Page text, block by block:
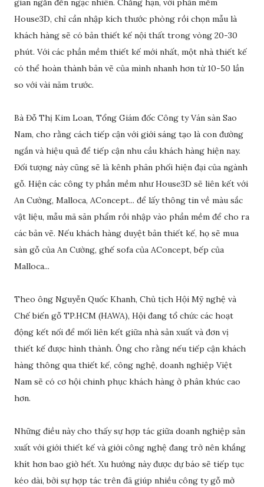
gian ngắn đến ngạc nhiên. Chẳng hạn, với phần mềm
House3D, chỉ cần nhập kích thước phòng rồi chọn mẫu là
khách hàng sẽ có bản thiết kế nội thất trong vòng 20-30
phút. Với các phần mềm thiết kế mới nhất, một nhà thiết kế
có thể hoàn thành bản vẽ của mình nhanh hơn từ 10-50 lần
so với vài năm trước.
Bà Đỗ Thị Kim Loan, Tổng Giám đốc Công ty Ván sàn Sao
Nam, cho rằng cách tiếp cận với giới sáng tạo là con đường
ngắn và hiệu quả để tiếp cận nhu cầu khách hàng hiện nay.
Đối tượng này cũng sẽ là kênh phân phối hiện đại của ngành
gỗ. Hiện các công ty phần mềm như House3D sẽ liên kết với
An Cường, Malloca, AConcept... để lấy thông tin về màu sắc
vật liệu, mẫu mã sản phẩm rồi nhập vào phần mềm để cho ra
các bản vẽ. Nếu khách hàng duyệt bản thiết kế, họ sẽ mua
sàn gỗ của An Cường, ghế sofa của AConcept, bếp của
Malloca...
Theo ông Nguyễn Quốc Khanh, Chủ tịch Hội Mỹ nghệ và
Chế biến gỗ TP.HCM (HAWA), Hội đang tổ chức các hoạt
động kết nối để mối liên kết giữa nhà sản xuất và đơn vị
thiết kế được hình thành. Ông cho rằng nếu tiếp cận khách
hàng thông qua thiết kế, công nghệ, doanh nghiệp Việt
Nam sẽ có cơ hội chinh phục khách hàng ở phân khúc cao
hơn.
Những điều này cho thấy sự hợp tác giữa doanh nghiệp sản
xuất với giới thiết kế và giới công nghệ đang trở nên khắng
khít hơn bao giờ hết. Xu hướng này được dự báo sẽ tiếp tục
kéo dài, bởi sự hợp tác trên đã giúp nhiều công ty gỗ mở